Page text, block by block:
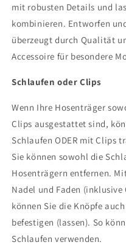
mit robusten Details und
kombinieren. Entworfen
überzeugt durch Qualität
Accessoire für besondere
Schlaufen oder Clips
Wenn Ihre Hosenträger
Clips ausgestattet sind,
Schlaufen ODER mit Clips
Sie können sowohl die
Hosenträgern entfernen.
Nadel und Faden
können Sie die Knöpfe
befestigen (lassen). So
Schlaufen verwenden.